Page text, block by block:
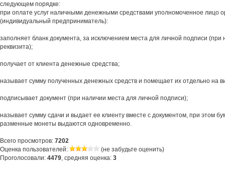
следующем порядке:
при оплате услуг наличными денежными средствами уполномоченное лицо
(индивидуальный предприниматель):
заполняет бланк документа, за исключением места для личной подписи (при
реквизита);
получает от клиента денежные средства;
называет сумму полученных денежных средств и помещает их отдельно на
подписывает документ (при наличии места для личной подписи);
называет сумму сдачи и выдает ее клиенту вместе с документом, при этом
разменные монеты выдаются одновременно.
Всего просмотров: 7202
Оценка пользователей:
(не забудьте оценить)
Проголосовали: 4479, средняя оценка: 3